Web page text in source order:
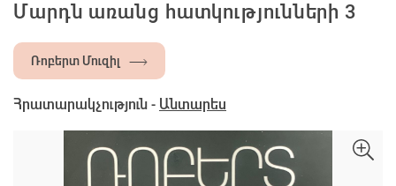
Մարդն առանց հատկությունների 3
Ռոբերտ Մուզիլ
Հրատարակչություն - Անտարես